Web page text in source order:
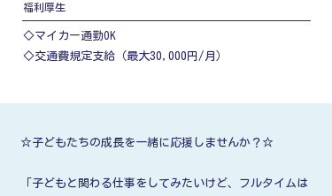
福利厚生
◇マイカー通勤OK
◇交通費規定支給（最大30,000円/月）
☆子どもたちの成長を一緒に応援しませんか？☆
「子どもと関わる仕事をしてみたいけど、フルタイムは